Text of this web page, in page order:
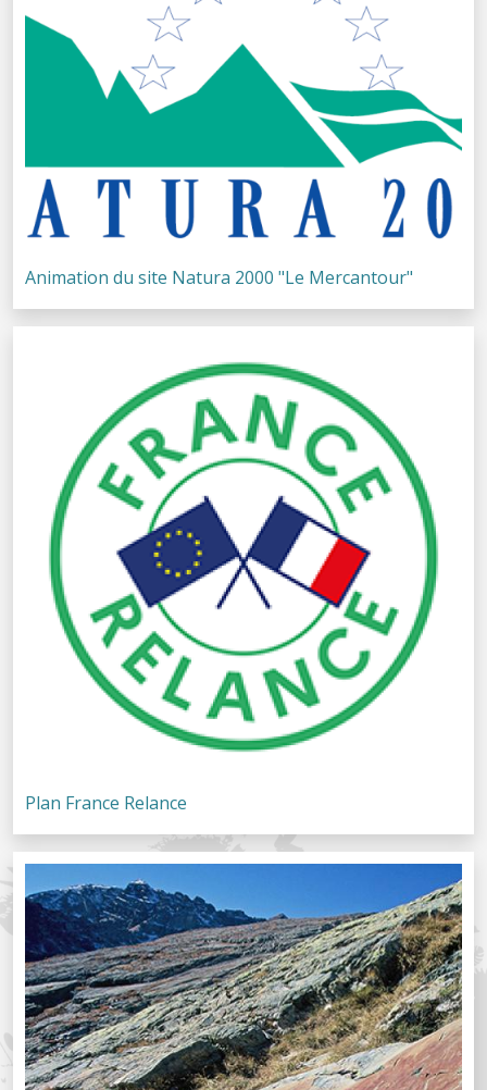
Animation du site Natura 2000 "Le Mercantour"
Plan France Relance